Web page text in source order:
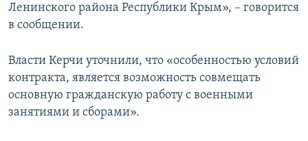
Ленинского района Республики Крым», – говорится
в сообщении.
Власти Керчи уточнили, что «особенностью условий
контракта, является возможность совмещать
основную гражданскую работу с военными
занятиями и сборами».